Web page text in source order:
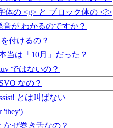
体の <g> と ブロック体の <?>
が わかるのですか？
付けるの？
当は「10月」だった？
ではないの？
なの？
とは叫ばない
'they')
なぜ巻き舌なの？